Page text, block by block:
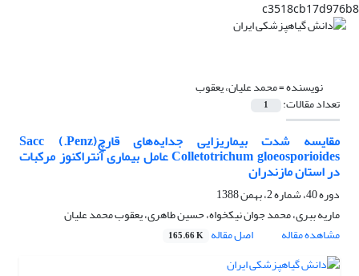
c3518cb17d976b8
نویسنده =محمد علیان، یعقوب
تعداد مقالات: 1
مقایسه شدت بیماریزایی جدایه‌های قارچ(Penz.) Sacc
Colletotrichum gloeosporioides عامل بیماری آنتراکنوز مرکبات
در استان مازندران
دوره 40، شماره 2، بهمن 1388
ماریه ببری، محمد جوان نیکخواه، حسین طاهری، یعقوب محمد علیان
مشاهده مقاله
اصل مقاله 165.66 K